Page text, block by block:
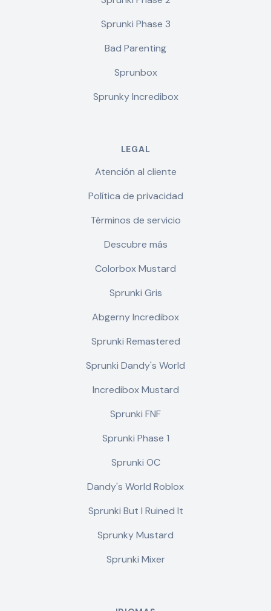
Sprunki Phase 3
Bad Parenting
Sprunbox
Sprunky Incredibox
LEGAL
Atención al cliente
Política de privacidad
Términos de servicio
Descubre más
Colorbox Mustard
Sprunki Gris
Abgerny Incredibox
Sprunki Remastered
Sprunki Dandy's World
Incredibox Mustard
Sprunki FNF
Sprunki Phase 1
Sprunki OC
Dandy's World Roblox
Sprunki But I Ruined It
Sprunky Mustard
Sprunki Mixer